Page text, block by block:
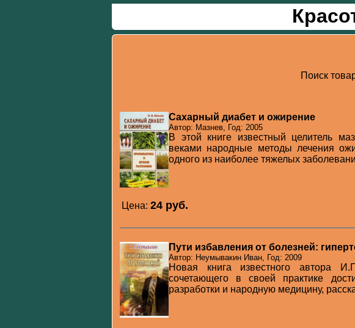
Поиск
Сахарный диабет и ожирение
Автор: Мазнев, Год: 2005
В этой книге известный целитель
веками народные методы лечения
одного из наиболее тяжелых
Цена: 24 pуб.
Пути избавления от болезней:
Автор: Неумывакин Иван, Год: 2009
Новая книга известного автора
сочетающего в своей практике
разработки и народную медицину,